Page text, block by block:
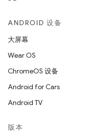
ANDROID 设备
大屏幕
Wear OS
ChromeOS 设备
Android for Cars
Android TV
版本